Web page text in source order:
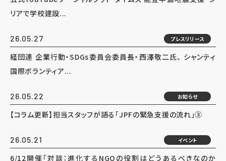
リアで学校建設...
26.05.27 プレスリリース
経団連 企業行動・SDGs委員会委員長・西澤敬二氏、 シャンティ
国際ボランティア...
26.05.22 お知らせ
【コラム更新】担当スタッフが語る「JPFの緊急支援の流れ」③
26.05.21 イベント
6/12開催「対談：進化するNGOの役割はどうあるべきなのか